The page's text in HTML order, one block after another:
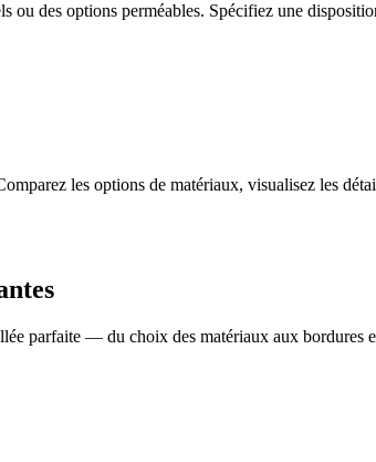
ou des options perméables. Spécifiez une
les options de matériaux, visualisez les
parfaite — du choix des matériaux aux bordures